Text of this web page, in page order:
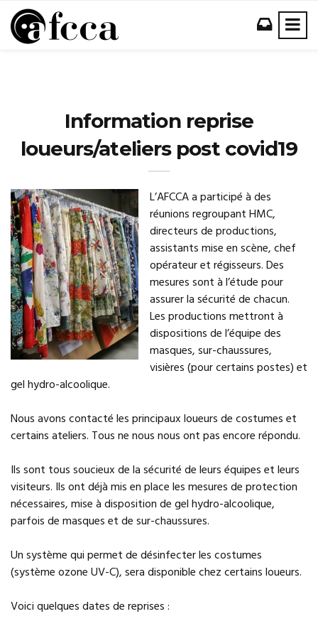
Information reprise
loueurs/ateliers post covid19
L’AFCCA a participé à des
réunions regroupant HMC,
directeurs de productions,
assistants mise en scène, chef
opérateur et régisseurs. Des
mesures sont à l’étude pour
assurer la sécurité de chacun.
Les productions mettront à
dispositions de l’équipe des
masques, sur-chaussures,
visières (pour certains postes) et
gel hydro-alcoolique.
Nous avons contacté les principaux loueurs de costumes et
certains ateliers. Tous ne nous nous ont pas encore répondu.
Ils sont tous soucieux de la sécurité de leurs équipes et leurs
visiteurs. Ils ont déjà mis en place les mesures de protection
nécessaires, mise à disposition de gel hydro-alcoolique,
parfois de masques et de sur-chaussures.
Un système qui permet de désinfecter les costumes
(système ozone UV-C), sera disponible chez certains loueurs.
Voici quelques dates de reprises :